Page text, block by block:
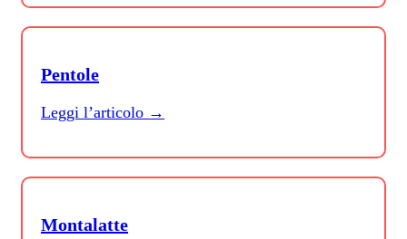
Pentole
Leggi l’articolo →
Montalatte